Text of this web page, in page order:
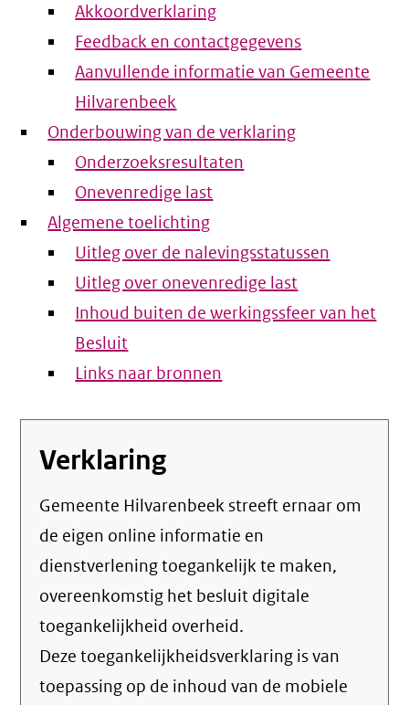
Akkoordverklaring
Feedback en contactgegevens
Aanvullende informatie van Gemeente
Hilvarenbeek
Onderbouwing van de verklaring
Onderzoeksresultaten
Onevenredige last
Algemene toelichting
Uitleg over de nalevingsstatussen
Uitleg over onevenredige last
Inhoud buiten de werkingssfeer van het
Besluit
Links naar bronnen
Verklaring
Gemeente Hilvarenbeek streeft ernaar om
de eigen online informatie en
dienstverlening toegankelijk te maken,
overeenkomstig het besluit digitale
toegankelijkheid overheid.
Deze toegankelijkheidsverklaring is van
toepassing op de inhoud van de mobiele